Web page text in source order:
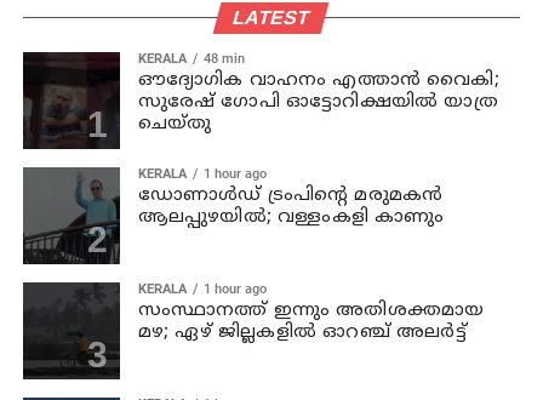
LATEST
KERALA 48 min
ഔദ്യോഗിക വാഹനം എത്താന്‍ വൈകി;
സുരേഷ് ഗോപി ഓട്ടോറിക്ഷയില്‍ യാത്ര
ചെയ്തു
KERALA 1 hour ago
ഡോണാള്‍ഡ് ട്രംപിന്റെ മരുമകന്‍
ആലപ്പുഴയിൽ; വള്ളംകളി കാണും
KERALA 1 hour ago
സംസ്ഥാനത്ത് ഇന്നും അതിശക്തമായ
മഴ; ഏഴ് ജില്ലകളില്‍ ഓറഞ്ച് അലര്‍ട്ട്